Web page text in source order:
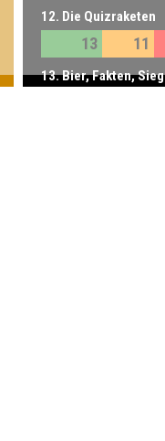
12. Die Quizraketen
13 11
13. Bier, Fakten, Sieg